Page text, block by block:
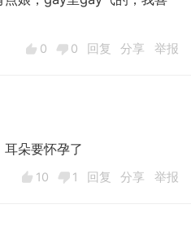
0 0 回复 分享 举报
朵要怀孕了
10 1 回复 分享 举报